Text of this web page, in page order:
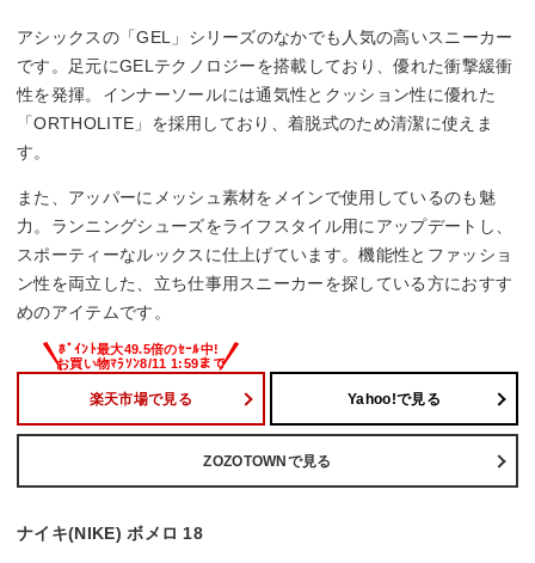
アシックスの「GEL」シリーズのなかでも人気の高いスニーカー
です。足元にGELテクノロジーを搭載しており、優れた衝撃緩衝
性を発揮。インナーソールには通気性とクッション性に優れた
「ORTHOLITE」を採用しており、着脱式のため清潔に使えま
す。
また、アッパーにメッシュ素材をメインで使用しているのも魅
力。ランニングシューズをライフスタイル用にアップデートし、
スポーティーなルックスに仕上げています。機能性とファッショ
ン性を両立した、立ち仕事用スニーカーを探している方におすす
めのアイテムです。
楽天市場で見る Yahoo!で見る
ZOZOTOWNで見る
ナイキ(NIKE) ボメロ 18